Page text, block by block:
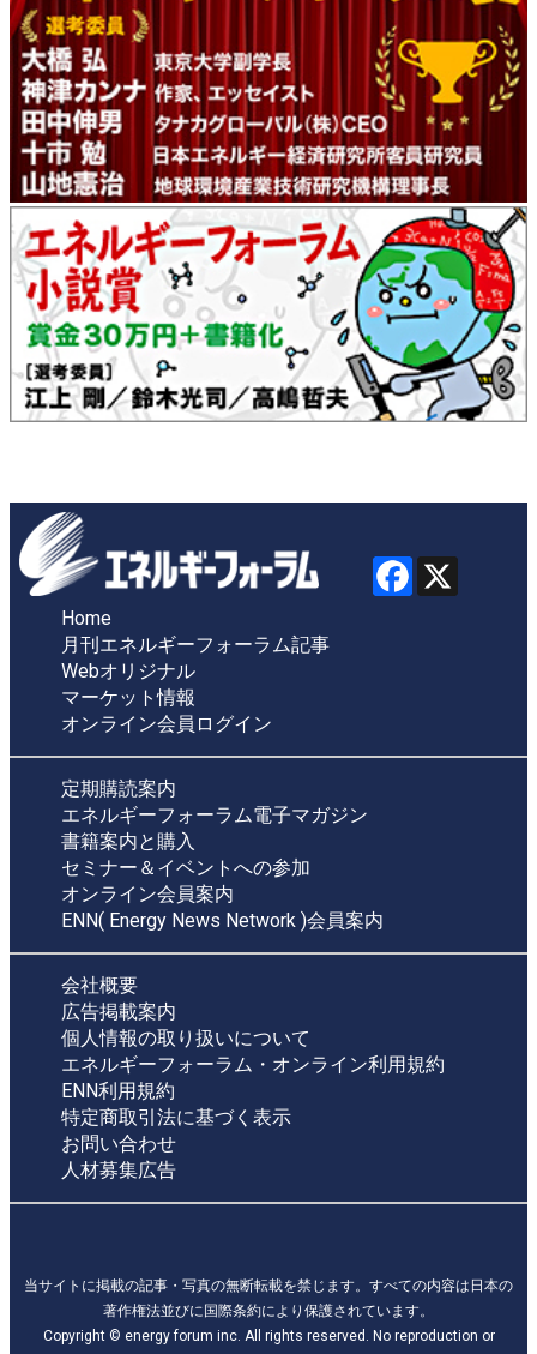
Home
月刊エネルギーフォーラム記事
Webオリジナル
マーケット情報
オンライン会員ログイン
定期購読案内
エネルギーフォーラム電子マガジン
書籍案内と購入
セミナー＆イベントへの参加
オンライン会員案内
ENN( Energy News Network )会員案内
会社概要
広告掲載案内
個人情報の取り扱いについて
エネルギーフォーラム・オンライン利用規約
ENN利用規約
特定商取引法に基づく表示
お問い合わせ
人材募集広告
当サイトに掲載の記事・写真の無断転載を禁じます。すべての内容は日本の
著作権法並びに国際条約により保護されています。
Copyright © energy forum inc. All rights reserved. No reproduction or